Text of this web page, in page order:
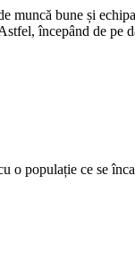
bune și
începând de
populație ce se